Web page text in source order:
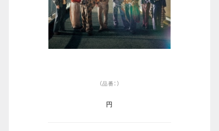
（品番：）
円